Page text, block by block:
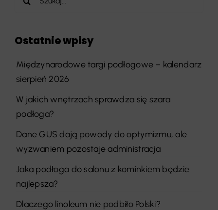
Ostatnie wpisy
Międzynarodowe targi podłogowe – kalendarz
sierpień 2026
W jakich wnętrzach sprawdza się szara
podłoga?
Dane GUS dają powody do optymizmu, ale
wyzwaniem pozostaje administracja
Jaka podłoga do salonu z kominkiem będzie
najlepsza?
Dlaczego linoleum nie podbiło Polski?